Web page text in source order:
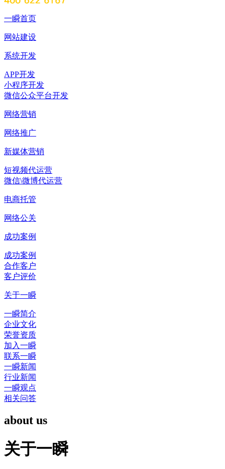
一瞬首页
网站建设
系统开发
APP开发
小程序开发
微信公众平台开发
网络营销
网络推广
新媒体营销
短视频代运营
微信\微博代运营
电商托管
网络公关
成功案例
成功案例
合作客户
客户评价
关于一瞬
一瞬简介
企业文化
荣誉资质
加入一瞬
联系一瞬
一瞬新闻
行业新闻
一瞬观点
相关问答
about us
关于一瞬